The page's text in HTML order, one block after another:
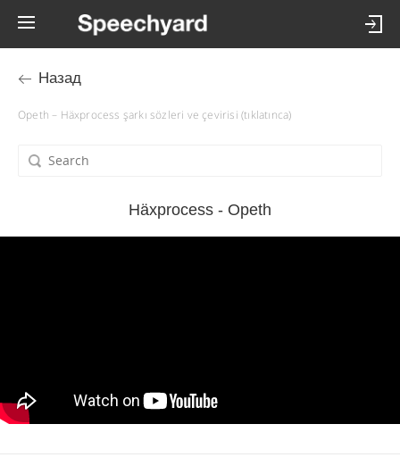
Назад
Opeth – Häxprocess şarkı sözleri ve çevirisi (tıklatınca)
Häxprocess - Opeth